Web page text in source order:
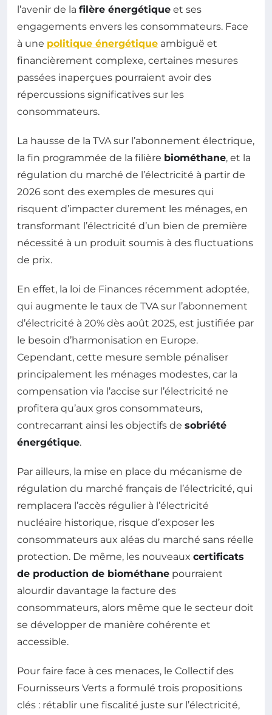
l’avenir de la filère énergétique et ses
engagements envers les consommateurs. Face
à une politique énergétique ambiguë et
financièrement complexe, certaines mesures
passées inaperçues pourraient avoir des
répercussions significatives sur les
consommateurs.
La hausse de la TVA sur l’abonnement électrique,
la fin programmée de la filière biométhane, et la
régulation du marché de l’électricité à partir de
2026 sont des exemples de mesures qui
risquent d’impacter durement les ménages, en
transformant l’électricité d’un bien de première
nécessité à un produit soumis à des fluctuations
de prix.
En effet, la loi de Finances récemment adoptée,
qui augmente le taux de TVA sur l’abonnement
d’électricité à 20% dès août 2025, est justifiée par
le besoin d’harmonisation en Europe.
Cependant, cette mesure semble pénaliser
principalement les ménages modestes, car la
compensation via l’accise sur l’électricité ne
profitera qu’aux gros consommateurs,
contrecarrant ainsi les objectifs de sobriété
énergétique.
Par ailleurs, la mise en place du mécanisme de
régulation du marché français de l’électricité, qui
remplacera l’accès régulier à l’électricité
nucléaire historique, risque d’exposer les
consommateurs aux aléas du marché sans réelle
protection. De même, les nouveaux certificats
de production de biométhane pourraient
alourdir davantage la facture des
consommateurs, alors même que le secteur doit
se développer de manière cohérente et
accessible.
Pour faire face à ces menaces, le Collectif des
Fournisseurs Verts a formulé trois propositions
clés : rétablir une fiscalité juste sur l’électricité,